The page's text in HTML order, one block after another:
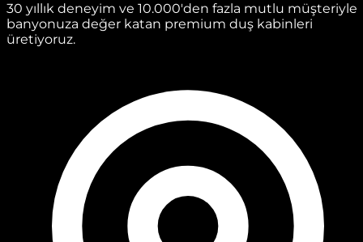
30 yıllık deneyim ve 10.000'den fazla mutlu müşteriyle
banyonuza değer katan premium duş kabinleri
üretiyoruz.